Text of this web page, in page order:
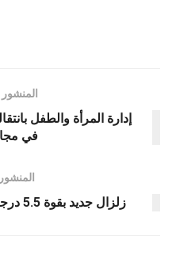
إدارة المرأة والطفل
في
المنشور
زلزال جديد بقوة 5.5 درجة يهز ولاية نيغدة وسط تركيا